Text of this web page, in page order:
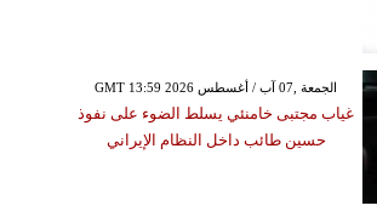
GMT 13:59 2026 الجمعة ,07 آب / أغسطس
غياب مجتبى خامنئي يسلط الضوء على نفوذ
حسين طائب داخل النظام الإيراني